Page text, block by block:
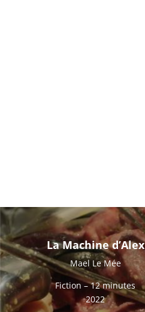
La Machine d’Alex
Mael Le Mée
Fiction – 12 minutes
2022